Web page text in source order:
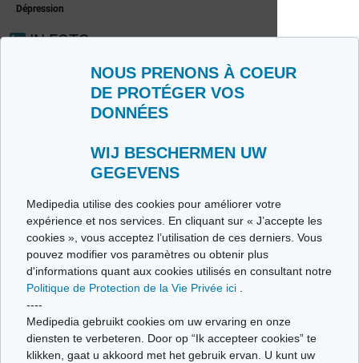
NOUS PRENONS À COEUR
DE PROTÉGER VOS
DONNÉES
WIJ BESCHERMEN UW
GEGEVENS
Medipedia utilise des cookies pour améliorer votre
expérience et nos services. En cliquant sur « J’accepte les
cookies », vous acceptez l’utilisation de ces derniers. Vous
pouvez modifier vos paramètres ou obtenir plus
d'informations quant aux cookies utilisés en consultant notre
Politique de Protection de la Vie Privée ici
----
Medipedia gebruikt cookies om uw ervaring en onze
diensten te verbeteren. Door op “Ik accepteer cookies” te
klikken, gaat u akkoord met het gebruik ervan. U kunt uw
Dépression
IN FOTO
Opsporing van hiv Lichaamsbeweging
IN VIDEO